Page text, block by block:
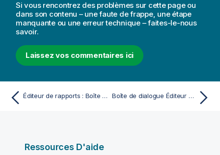
Si vous rencontrez des problèmes sur cette page ou
dans son contenu – une faute de frappe, une étape
manquante ou une erreur technique – faites-le-nous
savoir.
Laissez vos commentaires ici
Éditeur de rapports : Boîte de dialogue Paramètres du rapport Boîte de dialogue Éditeur de rapports : Paramètres de l'élément
Ressources D'aide